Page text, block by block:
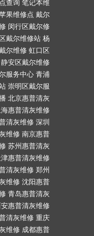
查询 笔记本维
果维修点 戴尔
闵行区戴尔修
戴尔维修站 杨
尔维修 虹口区
静安区戴尔维修
服务中心 青浦
崇明区戴尔服
北京惠普清灰
惠普清灰维修
清灰维修 深圳
维修 南京惠普
苏州惠普清灰
惠普清灰维修
清灰维修 郑州
维修 沈阳惠普
青岛惠普清灰
惠普清灰维修
清灰维修 重庆
维修 成都惠普